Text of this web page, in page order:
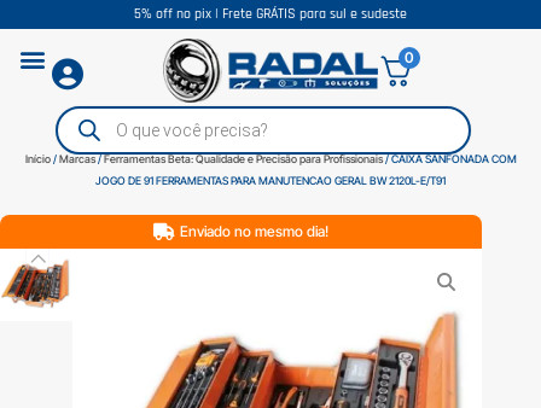
5% off no pix | Frete GRÁTIS para sul e sudeste
0
Início/Marcas/Ferramentas Beta: Qualidade e Precisão para Profissionais/ CAIXA SANFONADA COM
JOGO DE 91 FERRAMENTAS PARA MANUTENCAO GERAL BW 2120L-E/T91
Enviado no mesmo dia!